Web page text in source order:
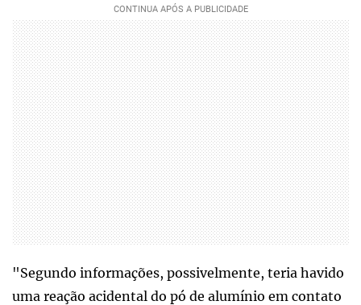
"Segundo informações, possivelmente, teria havido
uma reação acidental do pó de alumínio em contato